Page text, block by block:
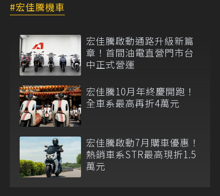
宏佳騰機車
宏佳騰啟動通路升級新篇
章！首間油電直營門市台
中正式營運
宏佳騰10月年終慶開跑！
全車系最高再折4萬元
宏佳騰啟動7月購車優惠！
熱銷車系STR最高現折1.5
萬元